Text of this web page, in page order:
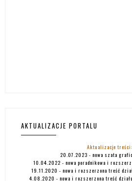
AKTUALIZACJE PORTALU
Aktualizacje treści:
20.07.2023 - nowa szata
10.04.2022 - nowa poradnikowa i
19.11.2020 - nowa i rozszerzona treść
4.08.2020 - nowa i rozszerzona treść działu